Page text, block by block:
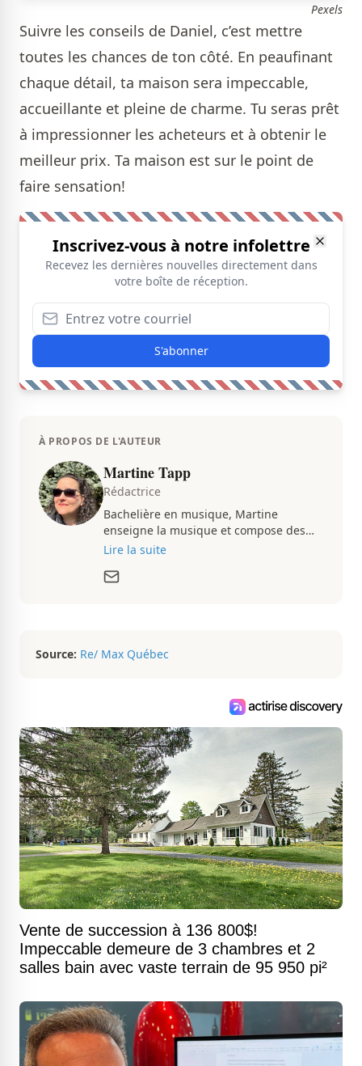
Pexels
Suivre les conseils de Daniel, c’est mettre
toutes les chances de ton côté. En peaufinant
chaque détail, ta maison sera impeccable,
accueillante et pleine de charme. Tu seras prêt
à impressionner les acheteurs et à obtenir le
meilleur prix. Ta maison est sur le point de
faire sensation!
Inscrivez-vous à notre infolettre
Recevez les dernières nouvelles directement dans
votre boîte de réception.
S'abonner
À PROPOS DE L'AUTEUR
Martine Tapp
Rédactrice
Bachelière en musique, Martine
enseigne la musique et compose des
pièces musicales pendant ses temps
d’aménagement intérieur, elle suit de
Lire la suite
Source: Re/ Max Québec
Vente de succession à 136 800$!
Impeccable demeure de 3 chambres et 2
salles bain avec vaste terrain de 95 950 pi²